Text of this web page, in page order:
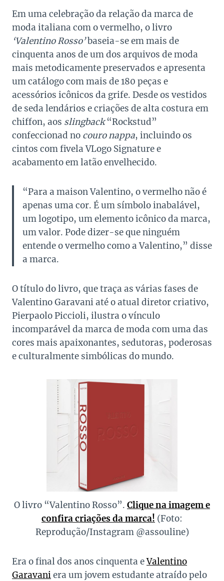
Em uma celebração da relação da marca de
moda italiana com o vermelho, o livro
‘Valentino Rosso’baseia-se em mais de
cinquenta anos de um dos arquivos de moda
mais metodicamente preservados e apresenta
um catálogo com mais de 180 peças e
acessórios icônicos da grife. Desde os vestidos
de seda lendários e criações de alta costura em
chiffon, aos slingback“Rockstud”
confeccionad no couronappa, incluindo os
cintos com fivela VLogo Signature e
acabamento em latão envelhecido.
“Para a maison Valentino, o vermelho não é
apenas uma cor. É um símbolo inabalável,
um logotipo, um elemento icônico da marca,
um valor. Pode dizer-se que ninguém
entende o vermelho como a Valentino,” disse
a marca.
O título do livro, que traça as várias fases de
Valentino Garavani até o atual diretor criativo,
Pierpaolo Piccioli, ilustra o vínculo
incomparável da marca de moda com uma das
cores mais apaixonantes, sedutoras, poderosas
e culturalmente simbólicas do mundo.
O livro “Valentino Rosso”. Clique na imagem e
confira criações da marca! (Foto:
Reprodução/Instagram @assouline)
Era o final dos anos cinquenta eValentino
Garavaniera um jovem estudante atraído pelo